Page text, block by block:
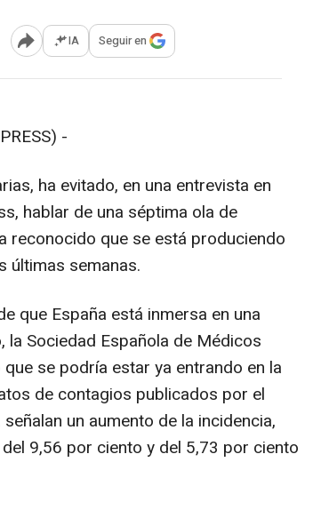
Abrir opciones para compartir
IA Seguir en
-
ha evitado, en una entrevista en
hablar de una séptima ola de
reconocido que se está produciendo
últimas semanas.
que España está inmersa en una
la Sociedad Española de Médicos
se podría estar ya entrando en la
de contagios publicados por el
un aumento de la incidencia,
9,56 por ciento y del 5,73 por ciento